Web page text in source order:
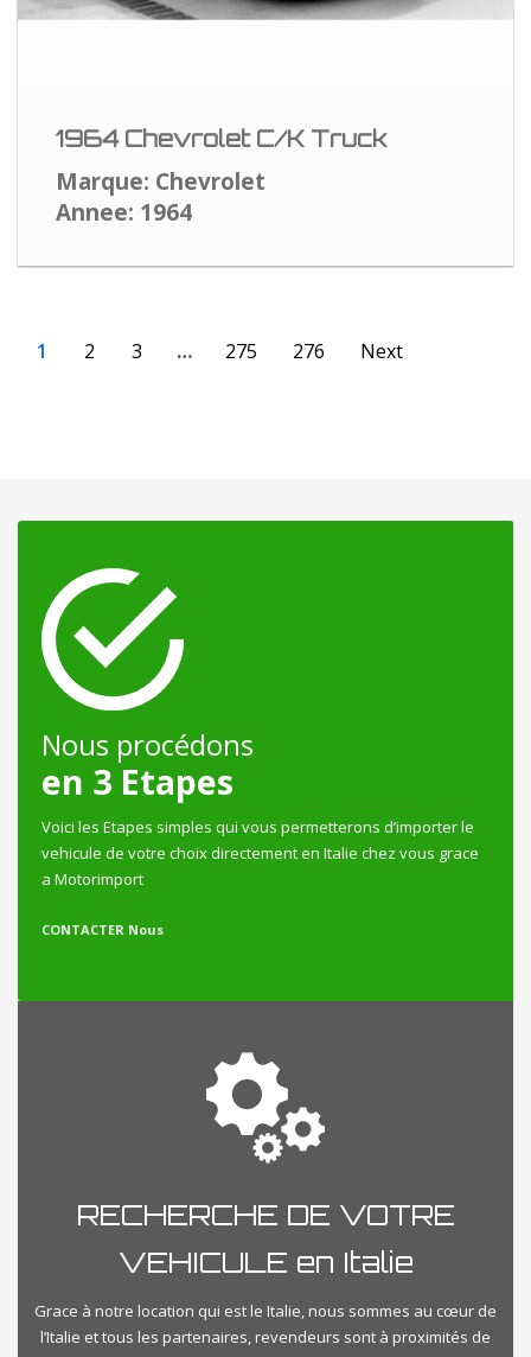
1964 Chevrolet C/K Truck
Marque: Chevrolet
Annee: 1964
1 2 3 … 275 276 Next
Nous procédons
en 3 Etapes
Voici les Etapes simples qui vous permetterons d’importer le
vehicule de votre choix directement en Italie chez vous grace
a Motorimport
CONTACTER Nous
RECHERCHE DE VOTRE
VEHICULE en Italie
Grace à notre location qui est le Italie, nous sommes au cœur de
l’Italie et tous les partenaires, revendeurs sont à proximités de